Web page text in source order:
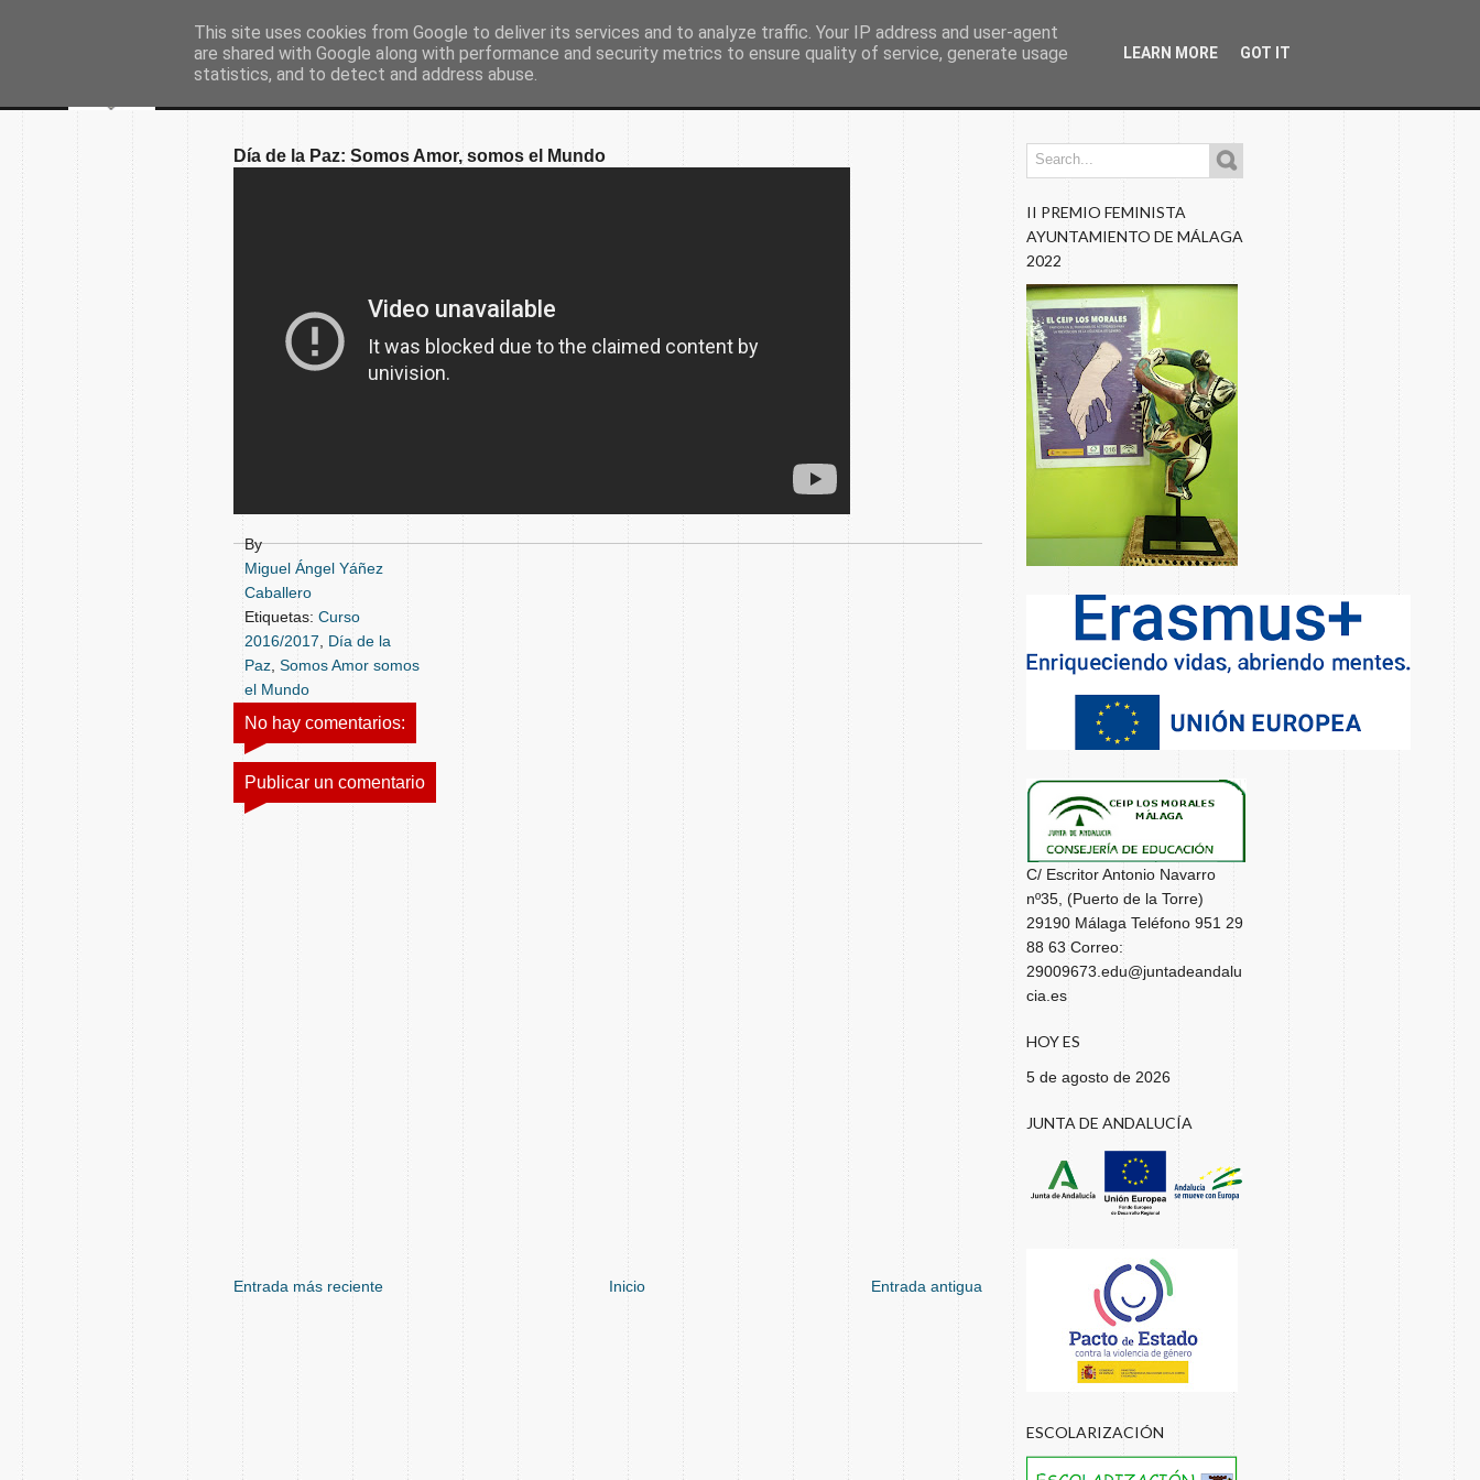
Inicio Nuestro colegio Secretaría Documentos Programaciones Nuestros Blogs
Día de la Paz: Somos Amor, somos el Mundo
By
Miguel Ángel Yáñez
Caballero
Etiquetas: Curso
2016/2017
Día de la
Paz Somos Amor somos
el Mundo
No hay comentarios:
Publicar un comentario
Entrada más reciente Entrada antigua
Inicio
II PREMIO FEMINISTA
AYUNTAMIENTO DE MÁLAGA
2022
C/ Escritor Antonio Navarro
nº35, (Puerto de la Torre)
29190 Málaga Teléfono 951 29
88 63 Correo:
29009673.edu@juntadeandalu
cia.es
HOY ES
5 de agosto de 2026
JUNTA DE ANDALUCÍA
ESCOLARIZACIÓN
This site uses cookies from Google to deliver its services and to analyze traffic. Your IP address and user-agent
are shared with Google along with performance and security metrics to ensure quality of service, generate usage
statistics, and to detect and address abuse.
LEARN MORE GOT IT